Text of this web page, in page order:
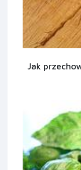
Jak